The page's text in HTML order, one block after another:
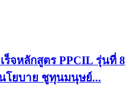
ร็จหลักสูตร PPCIL รุ่นที่ 8
โยบาย ชูทุนมนุษย์...